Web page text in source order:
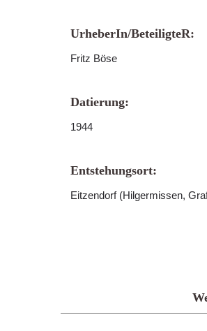
UrheberIn/BeteiligteR:
Fritz Böse
Datierung:
1944
Entstehungsort:
Eitzendorf (Hilgermissen,